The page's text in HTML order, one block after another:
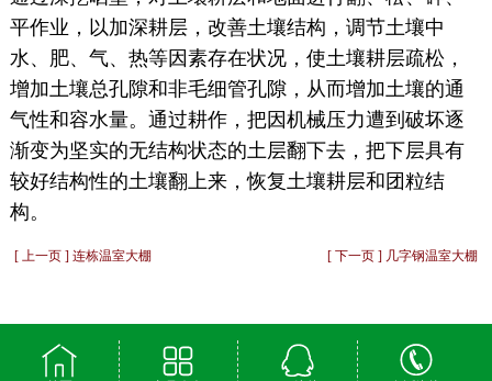
平作业，以加深耕层，改善土壤结构，调节土壤中
水、肥、气、热等因素存在状况，使土壤耕层疏松，
增加土壤总孔隙和非毛细管孔隙，从而增加土壤的通
气性和容水量。通过耕作，把因机械压力遭到破坏逐
渐变为坚实的无结构状态的土层翻下去，把下层具有
较好结构性的土壤翻上来，恢复土壤耕层和团粒结
构。
[ 上一页 ] 连栋温室大棚 [ 下一页 ] 几字钢温室大棚